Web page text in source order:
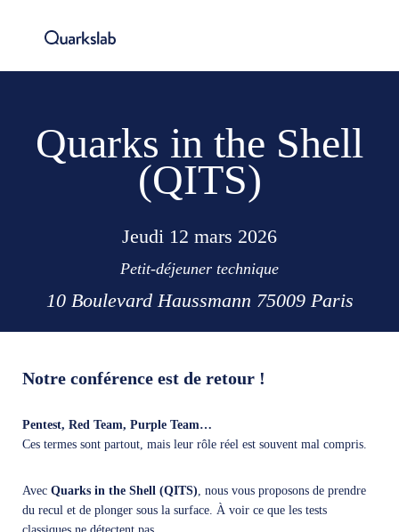
Quarks in the Shell
(QITS)
Jeudi 12 mars 2026
Petit-déjeuner technique
10 Boulevard Haussmann 75009 Paris
Notre conférence est de retour !
Pentest, Red Team, Purple Team…
Ces termes sont partout, mais leur rôle réel est souvent mal compris.
Avec Quarks in the Shell (QITS), nous vous proposons de prendre
du recul et de plonger sous la surface. À voir ce que les tests